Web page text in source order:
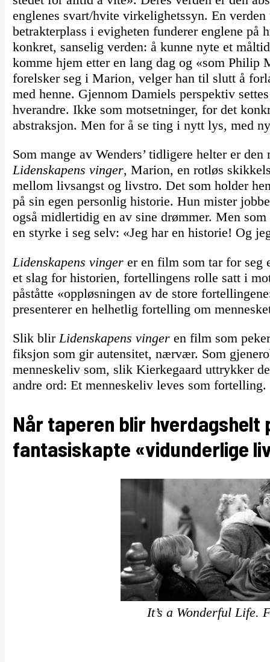
englenes svart/hvite virkelighetssyn. En
betrakterplass i evigheten funderer englene
konkret, sanselig verden: å kunne nyte et
komme hjem etter en lang dag og «som Philip
forelsker seg i Marion, velger han til slutt å
med henne. Gjennom Damiels perspektiv
hverandre. Ikke som motsetninger, for det
abstraksjon. Men for å se ting i nytt lys, med
Som mange av Wenders’ tidligere helter er
Lidenskapens vinger, Marion, en rotløs
mellom livsangst og livstro. Det som holder
på sin egen personlig historie. Hun mister
også midlertidig en av sine drømmer. Men
en styrke i seg selv: «Jeg har en historie! Og
Lidenskapens vinger er en film som tar for seg
et slag for historien, fortellingens rolle satt i
påståtte «oppløsningen av de store
presenterer en helhetlig fortelling om
Slik blir Lidenskapens vingeren film som
fiksjon som gir autensitet, nærvær. Som
menneskeliv som, slik Kierkegaard uttrykker
andre ord: Et menneskeliv leves som fortelling.
Når taperen blir hverdagshelt
fantasiskapte «vidunderlige
It’s a Wonderful Life.